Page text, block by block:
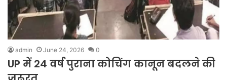
admin June 24, 2026 0
UP में 24 वर्ष पुराना कोचिंग कानून बदलने की